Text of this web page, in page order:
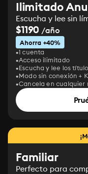
Ilimitado
Escucha y lee sin
$1190 /año
Ahorra +40%
1 cuenta
Acceso ilimitado
Escucha y lee los
Modo sin conexión +
Cancela en cualquier
Familiar
Perfecto para